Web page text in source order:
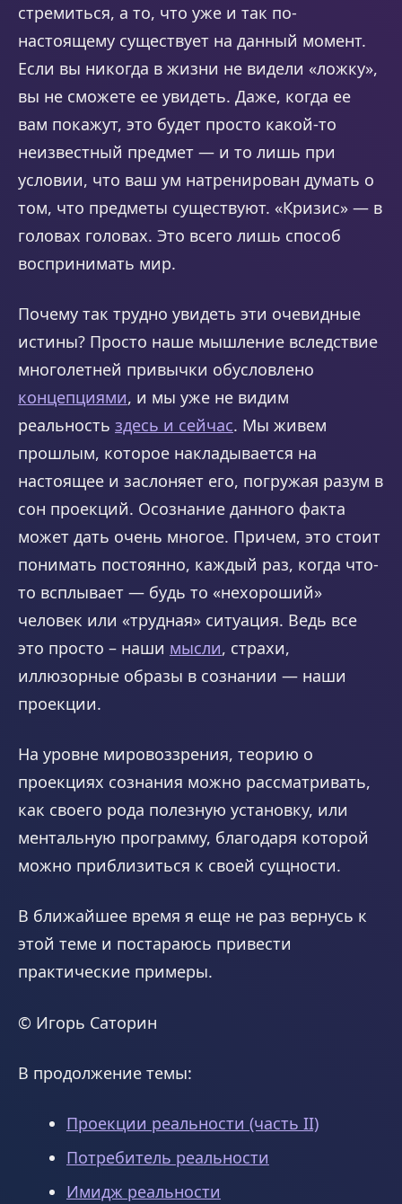
стремиться, а то, что уже и так по-
настоящему существует на данный момент.
Если вы никогда в жизни не видели «ложку»,
вы не сможете ее увидеть. Даже, когда ее
вам покажут, это будет просто какой-то
неизвестный предмет — и то лишь при
условии, что ваш ум натренирован думать о
том, что предметы существуют. «Кризис» — в
головах головах. Это всего лишь способ
воспринимать мир.
Почему так трудно увидеть эти очевидные
истины? Просто наше мышление вследствие
многолетней привычки обусловлено
концепциями, и мы уже не видим
реальность здесь и сейчас. Мы живем
прошлым, которое накладывается на
настоящее и заслоняет его, погружая разум в
сон проекций. Осознание данного факта
может дать очень многое. Причем, это стоит
понимать постоянно, каждый раз, когда что-
то всплывает — будь то «нехороший»
человек или «трудная» ситуация. Ведь все
это просто – наши мысли, страхи,
иллюзорные образы в сознании — наши
проекции.
На уровне мировоззрения, теорию о
проекциях сознания можно рассматривать,
как своего рода полезную установку, или
ментальную программу, благодаря которой
можно приблизиться к своей сущности.
В ближайшее время я еще не раз вернусь к
этой теме и постараюсь привести
практические примеры.
© Игорь Саторин
В продолжение темы:
Проекции реальности (часть II)
Потребитель реальности
Имидж реальности